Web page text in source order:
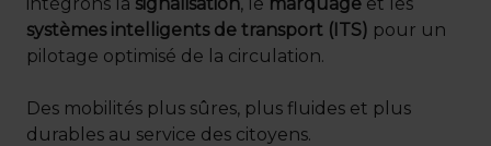
systèmes intelligents de transport (ITS) pour un
pilotage optimisé de la circulation.
Des mobilités plus sûres, plus fluides et plus
durables au service des citoyens.